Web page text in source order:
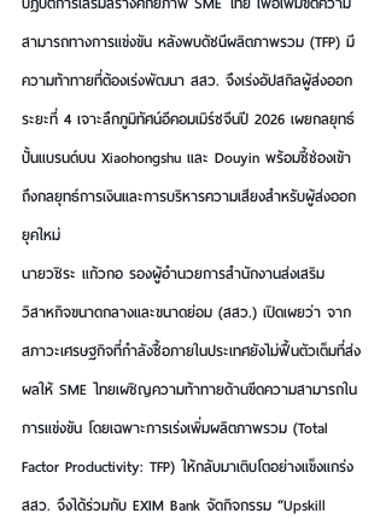
สามารถทางการแข่งขัน หลังพบดัชนีผลิตภาพรวม (TFP) มี
ความท้าทายที่ต้องเร่งพัฒนา สสว. จึงเร่งอัปสกิลผู้ส่งออก
ระยะที่ 4 เจาะลึกภูมิทัศน์อีคอมเมิร์ซจีนปี 2026 เผยกลยุทธ์
ปั้นแบรนด์บน Xiaohongshu และ Douyin พร้อมชี้ช่องเข้า
ถึงกลยุทธ์การเงินและการบริหารความเสียงสําหรับผู้ส่งออก
ยุคใหม่
นายวชิระ แก้วกอ รองผู้อำนวยการสำนักงานส่งเสริม
วิสาหกิจขนาดกลางและขนาดย่อม (สสว.) เปิดเผยว่า จาก
สภาวะเศรษฐกิจที่กำลังซื้อภายในประเทศยังไม่ฟื้นตัวเต็มที่ส่ง
ผลให้ SME ไทยเผชิญความท้าทายด้านขีดความสามารถใน
การแข่งขัน โดยเฉพาะการเร่งเพิ่มผลิตภาพรวม (Total
Factor Productivity: TFP) ให้กลับมาเติบโตอย่างแข็งแกร่ง
สสว. จึงได้ร่วมกับ EXIM Bank จัดกิจกรรม “Upskill